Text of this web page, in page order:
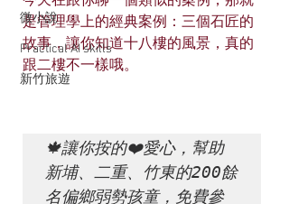
微小說
Practical AI skills
新竹旅遊
是管理學上的經典案例：三個石匠的
故事，讓你知道十八樓的風景，真的
跟二樓不一樣哦。
🍁讓你按的❤️愛心，幫助
新埔、二重、竹東的200餘
名偏鄉弱勢孩童，免費參